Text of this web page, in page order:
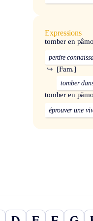
Expressions
tomber en
perdre
[Fam.]
↪
tomber
tomber en
éprouver une